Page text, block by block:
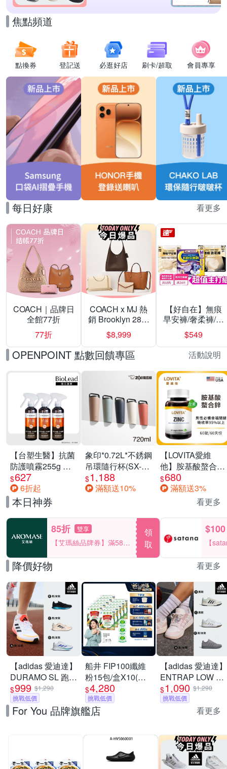
焦點頻道
點換券 登記送 必逛好店 刷卡/超取 會員專享
每日好康 看更多
COACH｜品牌日
全館77折
77折
COACH x MJ 熱
銷 Brooklyn 28／
兩用／斜背包均
一價-多款可選
$8,999
【好自在】無痕
早安褲/奢柔褲/熊
抱安睡褲 超值組
任選一組 -生理
褲/衛生棉褲(無痕
褲18片、安睡褲
24片)
$549
OPENPOINT 點數回饋專區 活動說明
【台塑生醫】抗菌
防護噴霧255g 三
入組
$627
6折起
象印*0.72L*不銹鋼
吊環隨行杯(SX-
LA72H)
$1,188
滿額送10%
【LOVITA愛維
他】胺基酸螯合鋅
x2瓶30mg素食錠
(鋅錠)
$680
滿額送3%
本日神券 看更多
85折 雙享
【艾瑪絲品牌券】滿580
領
取
$100
【
降價好物 看更多
【adidas 愛迪達】
DURAMO SL 跑鞋
運動鞋 慢跑鞋 男
鞋/女鞋 (多款任選)
$999 $1,290
挑戰低價
船井 FIP100纖維
粉15包/盒X10(共
150日份)-調節血
脂/血糖/膽固醇_速
$4,280
挑戰低價
【adidas 愛迪達】
ENTRAP LOW 運
動休閒鞋 籃球鞋
復古 男鞋/女鞋 (多
$1,090 $1,290
挑戰低價
For You 品牌旗艦店 看更多